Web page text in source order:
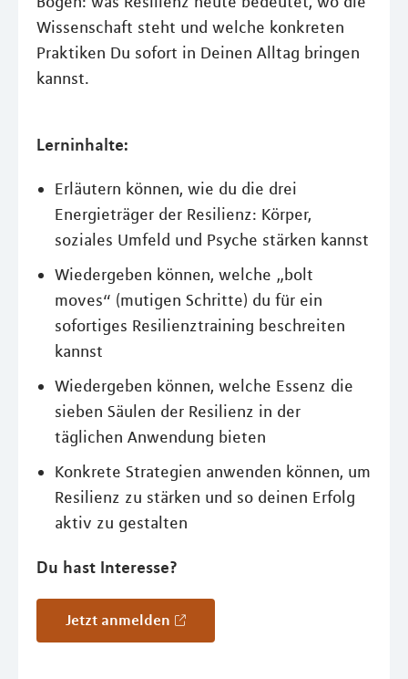
Wissenschaft steht und welche konkreten
Praktiken Du sofort in Deinen Alltag bringen
kannst.
Lerninhalte:
Erläutern können, wie du die drei
Energieträger der Resilienz: Körper,
soziales Umfeld und Psyche stärken kannst
Wiedergeben können, welche „bolt
moves“ (mutigen Schritte) du für ein
sofortiges Resilienztraining beschreiten
kannst
Wiedergeben können, welche Essenz die
sieben Säulen der Resilienz in der
täglichen Anwendung bieten
Konkrete Strategien anwenden können, um
Resilienz zu stärken und so deinen Erfolg
aktiv zu gestalten
Du hast Interesse?
Jetzt anmelden